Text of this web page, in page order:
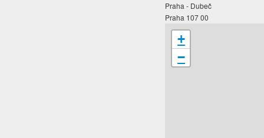
Praha - Dubeč
Praha 107 00
+
−